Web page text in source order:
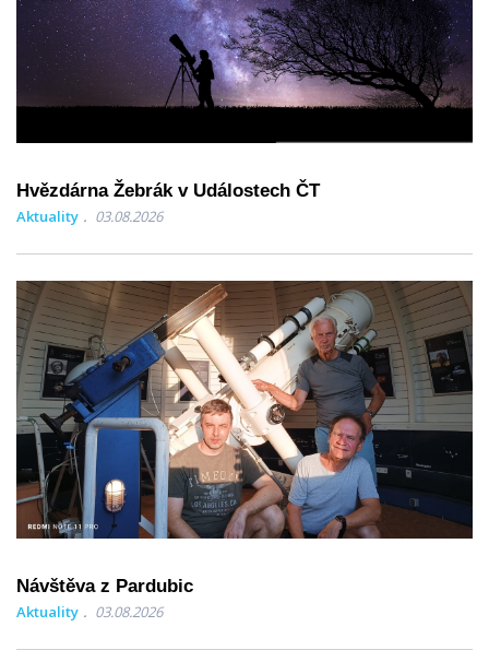
Hvězdárna Žebrák v Událostech ČT
Aktuality 03.08.2026
Návštěva z Pardubic
Aktuality 03.08.2026